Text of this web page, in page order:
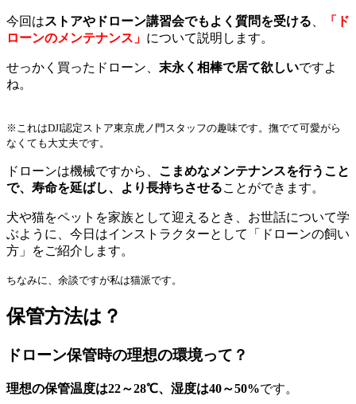
今回はストアやドローン講習会でもよく質問を受ける
「ド
ローンのメンテナンス」 について説明します。
せっかく買ったドローン、 末永く相棒で居て欲しいですよ
ね。
※これはDJI認定ストア東京虎ノ門スタッフの趣味です。撫でて可愛がら
なくても大丈夫です。
ドローンは機械ですから、 こまめなメンテナンスを行うこと
で、寿命を延ばし、より長持ちさせることができます。
犬や猫をペットを家族として迎えるとき、お世話について学
ぶように、今日はインストラクターとして「ドローンの飼い
方」をご紹介します。
ちなみに、余談ですが私は猫派です。
保管方法は？
ドローン保管時の理想の環境って？
理想の保管温度は22～28℃、湿度は40～50%です。